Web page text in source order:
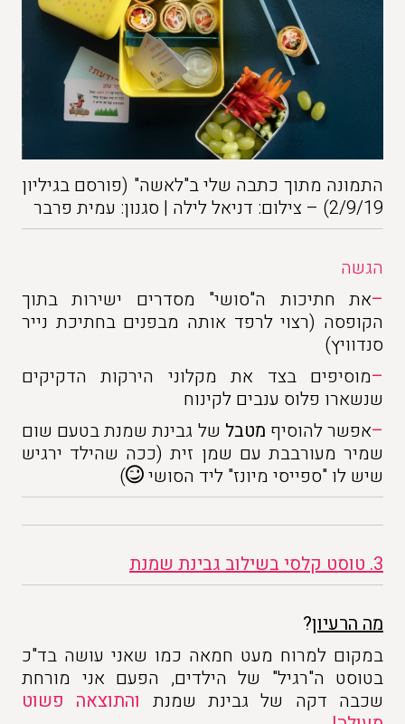
התמונה מתוך כתבה שלי ב"לאשה" (פורסם בגיליון
2/9/19) – צילום: דניאל לילה | סגנון: עמית פרבר
הגשה
–את חתיכות ה"סושי" מסדרים ישירות בתוך
הקופסה (רצוי לרפד אותה מבפנים בחתיכת נייר
סנדוויץ)
–מוסיפים בצד את מקלוני הירקות הדקיקים
שנשארו פלוס ענבים לקינוח
–אפשר להוסיף מטבל של גבינת שמנת בטעם שום
שמיר מעורבבת עם שמן זית (ככה שהילד ירגיש
שיש לו "ספייסי מיונז" ליד הסושי
)
3. טוסט קלסי בשילוב גבינת שמנת
מה הרעיון?
במקום למרוח מעט חמאה כמו שאני עושה בד"כ
בטוסט ה"רגיל" של הילדים, הפעם אני מורחת
שכבה דקה של גבינת שמנת והתוצאה פשוט